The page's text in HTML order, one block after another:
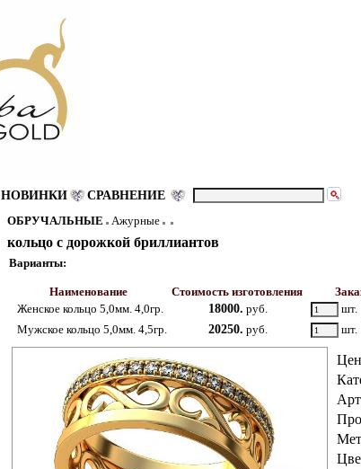
НОВИНКИ СРАВНЕНИЕ
ОБРУЧАЛЬНЫЕ Ажурные
кольцо с дорожкой бриллиантов
Варианты:
Наименование Стоимость изготовления
Женское кольцо 5,0мм. 4,0гр.
18000. руб. шт.
Мужское кольцо 5,0мм. 4,5гр.
20250. руб. шт.